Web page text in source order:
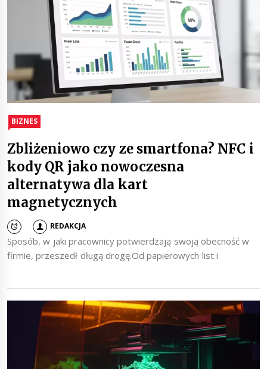
BIZNES
Zbliżeniowo czy ze smartfona? NFC i
kody QR jako nowoczesna
alternatywa dla kart
magnetycznych
REDAKCJA
Sposób, w jaki pracownicy potwierdzają swoją obecność w
firmie, przeszedł długą drogę.Od papierowych list i